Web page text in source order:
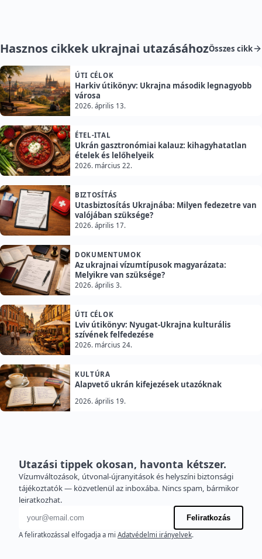
Hasznos cikkek ukrajnai utazásáhozÖsszes cikk
ÚTI CÉLOK
Harkiv útikönyv: Ukrajna második legnagyobb
városa
2026. április 13.
ÉTEL-ITAL
Ukrán gasztronómiai kalauz: kihagyhatatlan
ételek és lelőhelyeik
2026. március 22.
BIZTOSÍTÁS
Utasbiztosítás Ukrajnába: Milyen fedezetre van
valójában szüksége?
2026. április 17.
DOKUMENTUMOK
Az ukrajnai vízumtípusok magyarázata:
Melyikre van szüksége?
2026. április 3.
ÚTI CÉLOK
Lviv útikönyv: Nyugat-Ukrajna kulturális
szívének felfedezése
2026. március 24.
KULTÚRA
Alapvető ukrán kifejezések utazóknak
2026. április 19.
Utazási tippek okosan, havonta kétszer.
Vízumváltozások, útvonal-újranyitások és helyszíni biztonsági
tájékoztatók — közvetlenül az inboxába. Nincs spam, bármikor
leiratkozhat.
E-mail cím
Feliratkozás
A feliratkozással elfogadja a mi Adatvédelmi irányelvek.